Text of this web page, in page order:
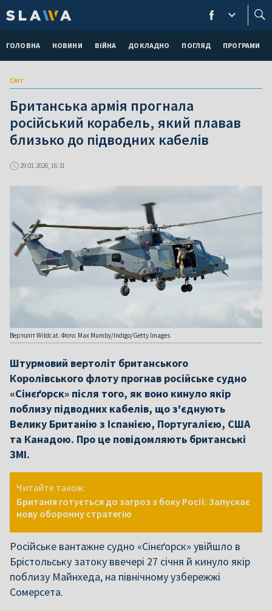
ГОЛОВНА НОВИНИ ВІЙНА ДОКЛАДНО ПОГЛЯД ПРОГРАМИ
Світ
Британська армія прогнала
російський корабель, який плавав
близько до підводних кабелів
29.01.2026, 16:31
Вертоліт Wildcat. Фото: Max Mumby/Indigo/Getty Images
Штурмовий вертоліт британського
Королівського флоту прогнав російське судно
«Сінєґорск» після того, як воно кинуло якір
поблизу підводних кабелів, що з'єднують
Велику Британію з Іспанією, Португалією, США
та Канадою. Про це повідомляють британські
ЗМІ.
Читайте також:
Британія готується до загроз з боку Росії: Запускає
нову оборонну стратегію
Російське вантажне судно «Сінєґорск» увійшло в
Брістольську затоку ввечері 27 січня й кинуло якір
поблизу Майнхеда, на північному узбережжі
Сомерсета.